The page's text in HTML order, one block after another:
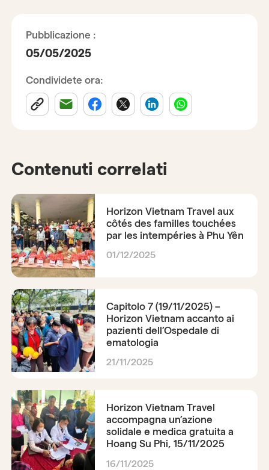
Pubblicazione :
05/05/2025
Condividete ora:
Contenuti correlati
Horizon Vietnam Travel aux
côtés des familles touchées
par les intempéries à Phu Yên
01/12/2025
Capitolo 7 (19/11/2025) –
Horizon Vietnam accanto ai
pazienti dell’Ospedale di
ematologia
21/11/2025
Horizon Vietnam Travel
accompagna un’azione
solidale e medica gratuita a
Hoang Su Phi, 15/11/2025
16/11/2025